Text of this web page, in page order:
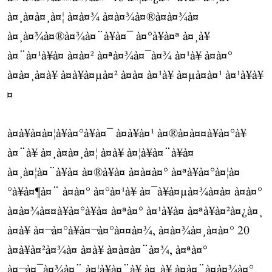
à¤¸à¤à¤¸à¤¦ à¤à¤¾ à¤à¤¾à¤®à¤à¤¾à¤
à¤¸à¤¾à¤®à¤¾à¤¨à¥à¤¯ à¤°à¥à¤ª à¤¸à¥
à¤¨à¤¹à¥à¤ à¤à¤² à¤ªà¤¾à¤¯à¤¾ à¤¹à¥ à¤à¤°
à¤à¤¸à¤à¥ à¤à¥à¤µà¤² à¤à¤ à¤¹à¥ à¤µà¤à¤¹ à¤¹à¥à¥
¤
à¤à¥à¤à¤¦à¥à¤°à¥à¤¯ à¤à¥à¤¹ à¤®à¤à¤¤à¥à¤°à¥
à¤¨à¥ à¤¸à¤à¤¸à¤¦ à¤à¥ à¤¦à¥à¤¨à¥à¤
à¤¸à¤¦à¤¨à¥à¤ à¤®à¥à¤ à¤à¤à¤° à¤ªà¥à¤°à¤¦à¤
°à¥à¤¶à¤¨ à¤à¤° à¤°à¤¹à¥ à¤¯à¥à¤µà¤¾à¤à¤ à¤à¤°
à¤à¤¾à¤¤à¥à¤°à¥à¤ à¤ªà¤° à¤¹à¥à¤ à¤ªà¥à¤²à¤¿à¤¸
à¤à¥ à¤¬à¤°à¥à¤¬à¤°à¤¤à¤¾, à¤à¤¾à¤¸à¤à¤° 20
à¤à¥à¤²à¤¾à¤ à¤à¥ à¤à¤à¤¨à¤¾, à¤ªà¤°